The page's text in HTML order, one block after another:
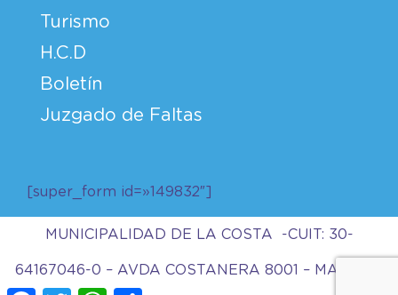
Turismo
H.C.D
Boletín
Juzgado de Faltas
[super_form id=»149832″]
MUNICIPALIDAD DE LA COSTA -CUIT: 30-
64167046-0 – AVDA COSTANERA 8001 – MAR DEL